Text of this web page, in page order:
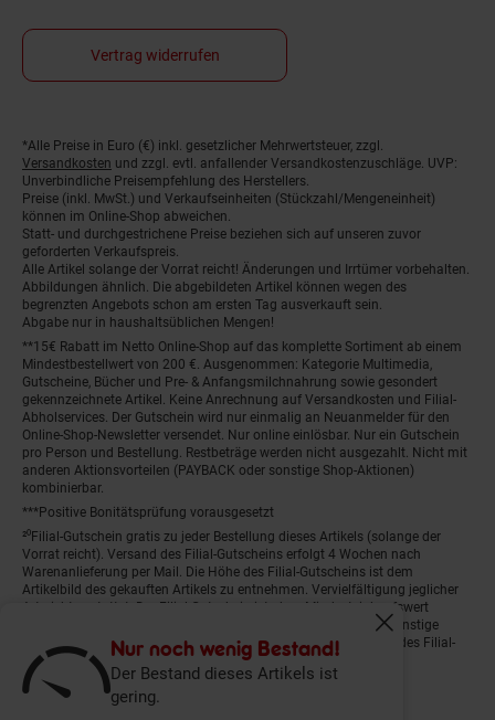
Nur noch wenig Bestand!
Der Bestand dieses Artikels ist
gering.
Fenster
Vertrag widerrufen
Fußnoten
*Alle Preise in Euro (€) inkl. gesetzlicher Mehrwertsteuer, zzgl.
Versandkosten und zzgl. evtl. anfallender Versandkostenzuschläge. UVP:
Unverbindliche Preisempfehlung des Herstellers.
Preise (inkl. MwSt.) und Verkaufseinheiten (Stückzahl/Mengeneinheit)
können im Online-Shop abweichen.
Statt- und durchgestrichene Preise beziehen sich auf unseren zuvor
geforderten Verkaufspreis.
Alle Artikel solange der Vorrat reicht! Änderungen und Irrtümer vorbehalten.
Abbildungen ähnlich. Die abgebildeten Artikel können wegen des
begrenzten Angebots schon am ersten Tag ausverkauft sein.
Abgabe nur in haushaltsüblichen Mengen!
**15€ Rabatt im Netto Online-Shop auf das komplette Sortiment ab einem
Mindestbestellwert von 200 €. Ausgenommen: Kategorie Multimedia,
Gutscheine, Bücher und Pre- & Anfangsmilchnahrung sowie gesondert
gekennzeichnete Artikel. Keine Anrechnung auf Versandkosten und Filial-
Abholservices. Der Gutschein wird nur einmalig an Neuanmelder für den
Online-Shop-Newsletter versendet. Nur online einlösbar. Nur ein Gutschein
pro Person und Bestellung. Restbeträge werden nicht ausgezahlt. Nicht mit
anderen Aktionsvorteilen (PAYBACK oder sonstige Shop-Aktionen)
kombinierbar.
***Positive Bonitätsprüfung vorausgesetzt
²⁰Filial-Gutschein gratis zu jeder Bestellung dieses Artikels (solange der
Vorrat reicht). Versand des Filial-Gutscheins erfolgt 4 Wochen nach
Warenanlieferung per Mail. Die Höhe des Filial-Gutscheins ist dem
Artikelbild des gekauften Artikels zu entnehmen. Vervielfältigung jeglicher
Art nicht gestattet. Der Filial-Gutschein ist ohne Mindesteinkaufswert
einlösbar. Nicht mit anderen Aktionsvorteilen (PAYBACK oder sonstige
Shop-Aktionen) kombinierbar. Der jeweilige Gültigkeitszeitraum des Filial-
Gutscheins ist darauf vermerkt.